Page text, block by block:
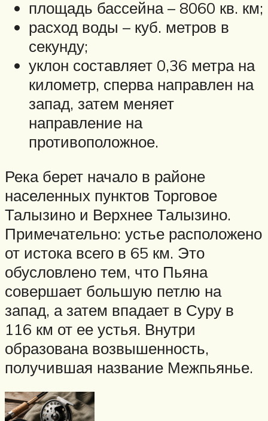
площадь бассейна – 8060 кв. км;
расход воды – куб. метров в
секунду;
уклон составляет 0,36 метра на
километр, сперва направлен на
запад, затем меняет
направление на
противоположное.
Река берет начало в районе
населенных пунктов Торговое
Талызино и Верхнее Талызино.
Примечательно: устье расположено
от истока всего в 65 км. Это
обусловлено тем, что Пьяна
совершает большую петлю на
запад, а затем впадает в Суру в
116 км от ее устья. Внутри
образована возвышенность,
получившая название Межпьянье.